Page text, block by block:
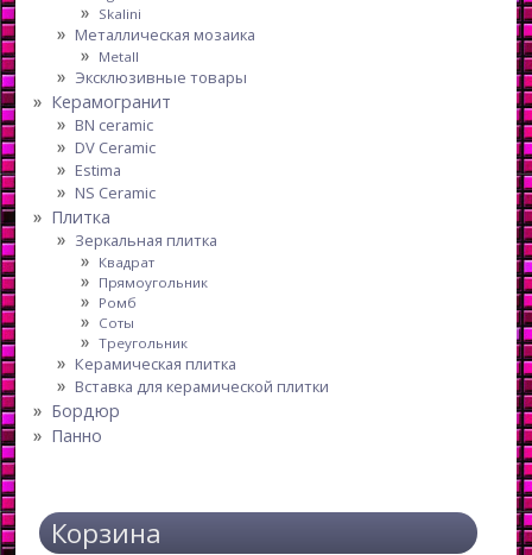
Skalini
Металлическая мозаика
Metall
Эксклюзивные товары
Керамогранит
BN ceramic
DV Ceramic
Estima
NS Ceramic
Плитка
Зеркальная плитка
Квадрат
Прямоугольник
Ромб
Соты
Треугольник
Керамическая плитка
Вставка для керамической плитки
Бордюр
Панно
Корзина